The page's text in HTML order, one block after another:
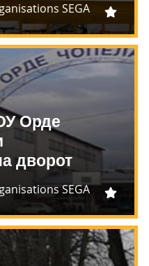
SEGA
Орде
дворот
SEGA